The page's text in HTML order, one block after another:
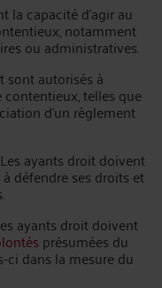
la capacité d'agir au
notamment
ou administratives.
sont autorisés à
telles que
d'un règlement
ayants droit doivent
défendre ses droits et
ayants droit doivent
présumées du
dans la mesure du